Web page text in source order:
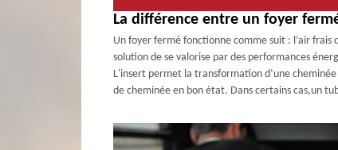
La différence entre un foyer
Un foyer fermé fonctionne comme suit : l’air
solution de se valorise par des performances
L'insert permet la transformation d’une
de cheminée en bon état. Dans certains cas,un